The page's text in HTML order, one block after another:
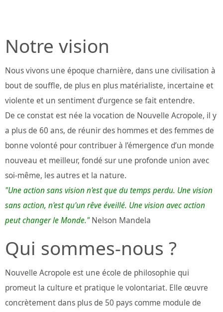
Notre vision
Nous vivons une époque charnière, dans une civilisation à
bout de souffle, de plus en plus matérialiste, incertaine et
violente et un sentiment d’urgence se fait entendre.
De ce constat est née la vocation de Nouvelle Acropole, il y
a plus de 60 ans, de réunir des hommes et des femmes de
bonne volonté pour contribuer à l’émergence d’un monde
nouveau et meilleur, fondé sur une profonde union avec
soi-même, les autres et la nature.
"Une action sans vision n'est que du temps perdu. Une vision
sans action, n'est qu'un rêve éveillé. Une vision avec action
peut changer le Monde."Nelson Mandela
Qui sommes-nous ?
Nouvelle Acropole est une école de philosophie qui
promeut la culture et pratique le volontariat. Elle œuvre
concrètement dans plus de 50 pays comme module de